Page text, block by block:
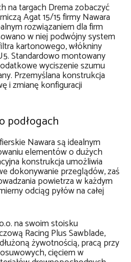
na targach Drema zobaczyć
Agat 15/15 firmy Nawara
rozwiązaniem dla firm
w niej podwójny system
kartonowego, włókniny
Standardowo montowany
wyciszenie szumu
Przemyślana konstrukcja
i zmianę konfiguracji
podłogach
Nawara są idealnym
elementów o dużych
konstrukcja umożliwia
dokonywanie przeglądów, zaś
powietrza w każdym
odciąg pyłów na całej
na swoim stoisku
Racing Plus Sawblade,
żywotnością, pracą przy
cięciem w